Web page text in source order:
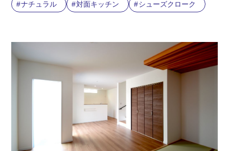
ナチュラル 対面キッチン シューズクローク